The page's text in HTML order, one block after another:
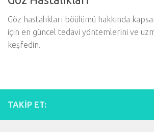
Göz hastalıkları böülümü hakkında
için en güncel tedavi yöntemlerini ve
keşfedin.
TAKIP ET: